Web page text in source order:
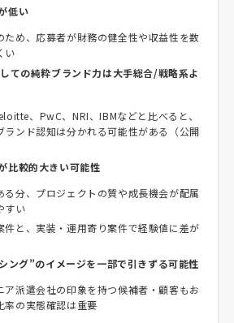
低い
ため、応募者が財務の健全性や収益性を数
い
ての純粋ブランド力は大手総合/戦略系よ
、PwC、NRI、IBMなどと比べると、
ランド認知は分かれる可能性がある（公開
比較的大きい可能性
る分、プロジェクトの質や成長機会が配属
すい
件と、実装・運用寄り案件で経験値に差が
ング”のイメージを一部で引きずる可能性
ア派遣会社の印象を持つ候補者・顧客もお
率の実態確認は重要